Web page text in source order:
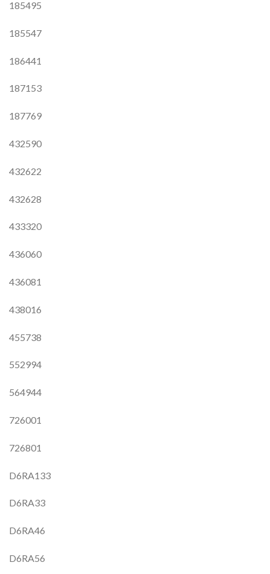
185495
185547
186441
187153
187769
432590
432622
432628
433320
436060
436081
438016
455738
552994
564944
726001
726801
D6RA133
D6RA33
D6RA46
D6RA56